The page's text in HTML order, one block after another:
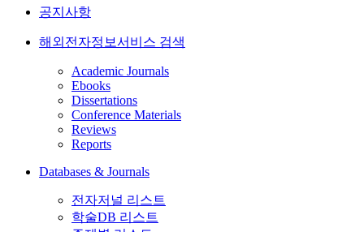
공지사항
해외전자정보서비스 검색
Academic Journals
Ebooks
Dissertations
Conference Materials
Reviews
Reports
Databases & Journals
전자저널 리스트
학술DB 리스트